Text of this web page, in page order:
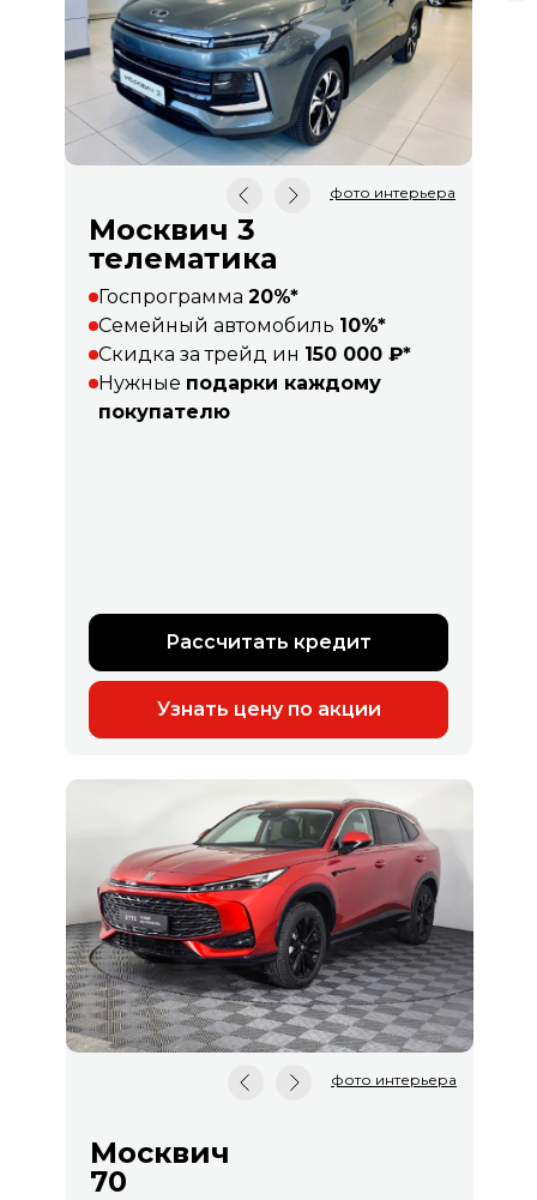
Рассчитать кредит
Узнать цену по акции
Москвич 3
телематика
фото интерьера
Госпрограмма 20%*
Семейный автомобиль 10%*
Скидка за трейд ин 150 000 ₽*
Нужные подарки каждому
покупателю
Москвич
70
фото интерьера